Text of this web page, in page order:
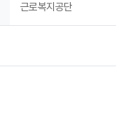
근로복지공단